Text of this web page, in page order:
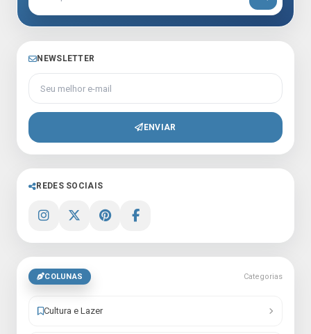
NEWSLETTER
Seu melhor e-mail
ENVIAR
REDES SOCIAIS
COLUNAS Categorias
Cultura e Lazer